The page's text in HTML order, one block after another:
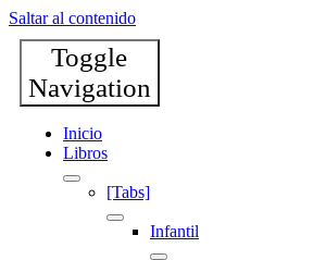
Saltar al contenido
Toggle
Navigation
Inicio
Libros
[Tabs]
Infantil